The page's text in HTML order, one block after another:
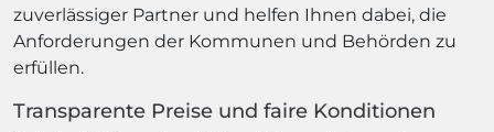
zuverlässiger Partner und helfen Ihnen dabei, die
Anforderungen der Kommunen und Behörden zu
erfüllen.
Transparente Preise und faire Konditionen